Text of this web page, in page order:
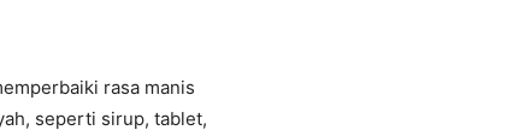
rasa manis
seperti sirup, tablet,